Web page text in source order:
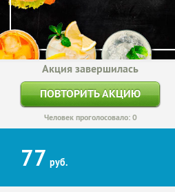
Акция завершилась
ПОВТОРИТЬ АКЦИЮ
Человек проголосовало: 0
77 руб.